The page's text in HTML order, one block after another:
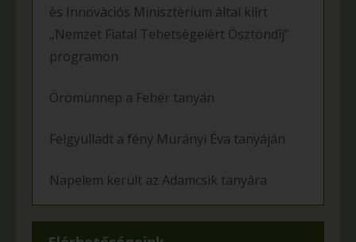
ès Innovàciós Minisztèrium àltal kiîrt
„Nemzet Fiatal Tehetsègeièrt Ösztöndîj”
programon
Örömünnep a Fehér tanyán
Felgyulladt a fény Murányi Éva tanyáján
Napelem került az Adamcsik tanyára